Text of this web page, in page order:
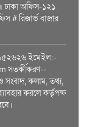
ঢাকা অফিস-১২১
# রিজার্ভ বাজার
ইমেইল:-
সতর্কীকরণ--
কলাম, তথ্য,
করলে কর্তৃপক্ষ